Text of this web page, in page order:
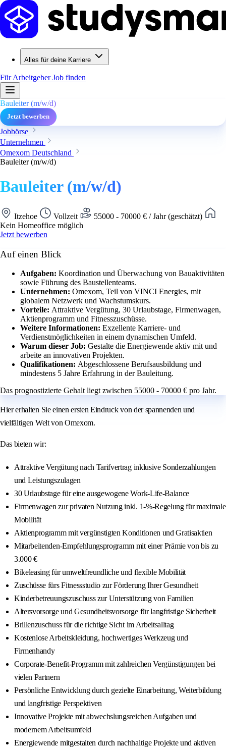
Alles für deine Karriere
Für ArbeitgeberJob finden
Bauleiter (m/w/d)
Jetzt bewerben
Jobbörse
Unternehmen
Omexom Deutschland
Bauleiter (m/w/d)
Bauleiter (m/w/d)
Itzehoe Vollzeit
55000 - 70000 € / Jahr (geschätzt)
Kein Homeoffice möglich
Jetzt bewerben
Auf einen Blick
Aufgaben: Koordination und Überwachung von Bauaktivitäten
sowie Führung des Baustellenteams.
Unternehmen: Omexom, Teil von VINCI Energies, mit
globalem Netzwerk und Wachstumskurs.
Vorteile: Attraktive Vergütung, 30 Urlaubstage, Firmenwagen,
Aktienprogramm und Fitnesszuschüsse.
Weitere Informationen: Exzellente Karriere- und
Verdienstmöglichkeiten in einem dynamischen Umfeld.
Warum dieser Job: Gestalte die Energiewende aktiv mit und
arbeite an innovativen Projekten.
Qualifikationen: Abgeschlossene Berufsausbildung und
mindestens 5 Jahre Erfahrung in der Bauleitung.
Das prognostizierte Gehalt liegt zwischen 55000 - 70000 € pro Jahr.
Hier erhalten Sie einen ersten Eindruck von der spannenden und
vielfältigen Welt von Omexom.
Das bieten wir:
Attraktive Vergütung nach Tarifvertrag inklusive Sonderzahlungen
und Leistungszulagen
30 Urlaubstage für eine ausgewogene Work-Life-Balance
Firmenwagen zur privaten Nutzung inkl. 1-%-Regelung für maximale
Mobilität
Aktienprogramm mit vergünstigten Konditionen und Gratisaktien
Mitarbeitenden-Empfehlungsprogramm mit einer Prämie von bis zu
3.000 €
Bikeleasing für umweltfreundliche und flexible Mobilität
Zuschüsse fürs Fitnessstudio zur Förderung Ihrer Gesundheit
Kinderbetreuungszuschuss zur Unterstützung von Familien
Altersvorsorge und Gesundheitsvorsorge für langfristige Sicherheit
Brillenzuschuss für die richtige Sicht im Arbeitsalltag
Kostenlose Arbeitskleidung, hochwertiges Werkzeug und
Firmenhandy
Corporate-Benefit-Programm mit zahlreichen Vergünstigungen bei
vielen Partnern
Persönliche Entwicklung durch gezielte Einarbeitung, Weiterbildung
und langfristige Perspektiven
Innovative Projekte mit abwechslungsreichen Aufgaben und
modernem Arbeitsumfeld
Energiewende mitgestalten durch nachhaltige Projekte und aktiven